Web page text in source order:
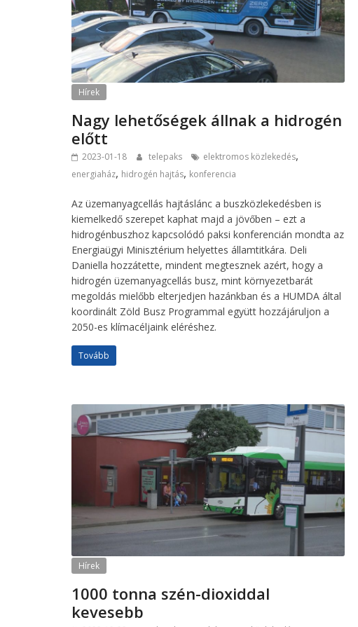
Hírek
Nagy lehetőségek állnak a hidrogén
előtt
2023-01-18 telepaks elektromos közlekedés,
energiaház, hidrogén hajtás, konferencia
Az üzemanyagcellás hajtáslánc a buszközlekedésben is
kiemelkedő szerepet kaphat majd a jövőben – ezt a
hidrogénbuszhoz kapcsolódó paksi konferencián mondta az
Energiaügyi Minisztérium helyettes államtitkára. Deli
Daniella hozzátette, mindent megtesznek azért, hogy a
hidrogén üzemanyagcellás busz, mint környezetbarát
megoldás mielőbb elterjedjen hazánkban és a HUMDA által
koordinált Zöld Busz Programmal együtt hozzájáruljon a
2050-es klímacéljaink eléréshez.
Tovább
Hírek
1000 tonna szén-dioxiddal
kevesebb